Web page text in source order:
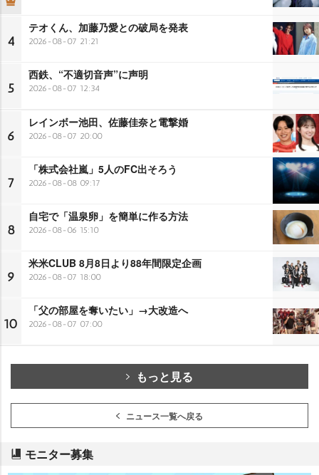
4
テオくん、加藤乃愛との破局を発表
2026-08-07 21:21
5
西鉄、“不適切音声”に声明
2026-08-07 12:34
6
レインボー池田、佐藤佳奈と電撃婚
2026-08-07 20:00
7
「株式会社嵐」5人のFC出そろう
2026-08-08 09:17
8
自宅で「温泉卵」を簡単に作る方法
2026-08-06 15:10
9
米米CLUB 8月8日より88年間限定企画
2026-08-07 18:00
10
「父の部屋を奪いたい」→大改造へ
2026-08-07 07:00
もっと見る
ニュース一覧へ戻る
モニター募集